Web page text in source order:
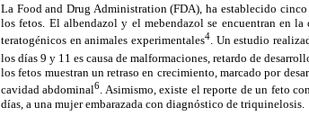
La Food and Drug Administration (FDA), ha establecido
los fetos. El albendazol y el mebendazol se encuentran en
teratogénicos en animales experimentales4. Un estudio
los días 9 y 11 es causa de malformaciones, retardo de
los fetos muestran un retraso en crecimiento, marcado por
cavidad abdominal6 . Asimismo, existe el reporte de un feto
días, a una mujer embarazada con diagnóstico de triquinelosis.